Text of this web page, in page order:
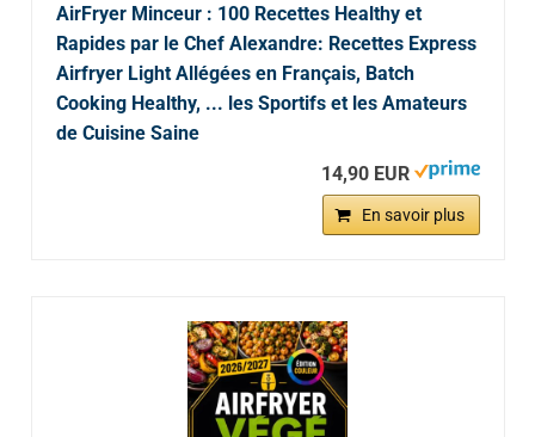
AirFryer Minceur : 100 Recettes Healthy et
Rapides par le Chef Alexandre: Recettes Express
Airfryer Light Allégées en Français, Batch
Cooking Healthy, ... les Sportifs et les Amateurs
de Cuisine Saine
14,90 EUR
En savoir plus